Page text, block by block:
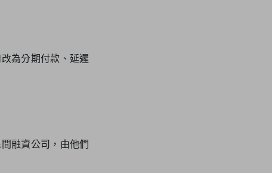
為分期付款、延遲
融資公司，由他們